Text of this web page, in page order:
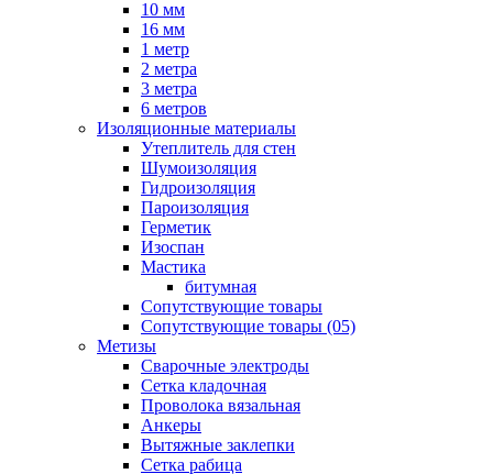
10 мм
16 мм
1 метр
2 метра
3 метра
6 метров
Изоляционные материалы
Утеплитель для стен
Шумоизоляция
Гидроизоляция
Пароизоляция
Герметик
Изоспан
Мастика
битумная
Сопутствующие товары
Сопутствующие товары (05)
Метизы
Сварочные электроды
Сетка кладочная
Проволока вязальная
Анкеры
Вытяжные заклепки
Сетка рабица